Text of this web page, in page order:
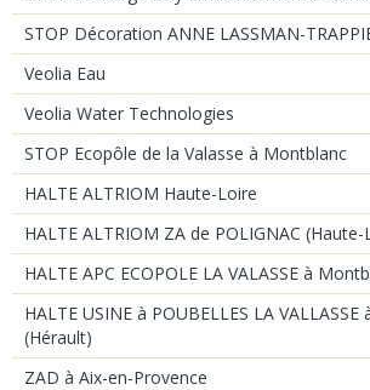
STOP Décoration ANNE LASSMAN-
Veolia Eau
Veolia Water Technologies
STOP Ecopôle de la Valasse à Montblanc
HALTE ALTRIOM Haute-Loire
HALTE ALTRIOM ZA de POLIGNAC (Haute-
HALTE APC ECOPOLE LA VALASSE à
HALTE USINE à POUBELLES LA
(Hérault)
ZAD à Aix-en-Provence